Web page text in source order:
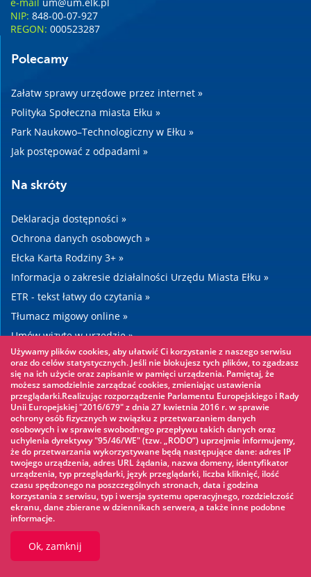
NIP: 848-00-07-927
REGON: 000523287
Polecamy
Załatw sprawy urzędowe przez internet »
Polityka Społeczna miasta Ełku »
Park Naukowo–Technologiczny w Ełku »
Jak postępować z odpadami »
Na skróty
Deklaracja dostępności »
Ochrona danych osobowych »
Ełcka Karta Rodziny 3+ »
Informacja o zakresie działalności Urzędu Miasta Ełku »
ETR - tekst łatwy do czytania »
Tłumacz migowy online »
Umów wizytę w urzędzie »
Drogi »
Warto zobaczyć
Park linowy »
Park Wodny »
Lodowisko »
KINOECK »
Muzeum »
© 2026 UM Ełk
Używamy plików cookies, aby ułatwić Ci korzystanie z naszego serwisu
oraz do celów statystycznych. Jeśli nie blokujesz tych plików, to zgadzasz
się na ich użycie oraz zapisanie w pamięci urządzenia. Pamiętaj, że
możesz samodzielnie zarządzać cookies, zmieniając ustawienia
przeglądarki.Realizując rozporządzenie Parlamentu Europejskiego i Rady
Unii Europejskiej "2016/679" z dnia 27 kwietnia 2016 r. w sprawie
ochrony osób fizycznych w związku z przetwarzaniem danych
osobowych i w sprawie swobodnego przepływu takich danych oraz
uchylenia dyrektywy "95/46/WE" (tzw. „RODO”) uprzejmie informujemy,
że do przetwarzania wykorzystywane będą następujące dane: adres IP
twojego urządzenia, adres URL żądania, nazwa domeny, identyfikator
urządzenia, typ przeglądarki, język przeglądarki, liczba kliknięć, ilość
czasu spędzonego na poszczególnych stronach, data i godzina
korzystania z serwisu, typ i wersja systemu operacyjnego, rozdzielczość
ekranu, dane zbierane w dziennikach serwera, a także inne podobne
informacje.
Ok, zamknij